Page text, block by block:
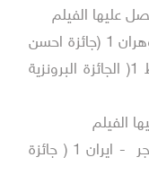
الفيلم
لا 1 ( لجنة التحكيم الخاصة 2006) + وهران 1 (جائزة احسن
سلافه معمار 2007 ) + مسقط 1( الجائزة البرونزية
تطوان 1 ( الجائزة الكبرى 2007 ) + فجر - ايران 1 ( جائزة